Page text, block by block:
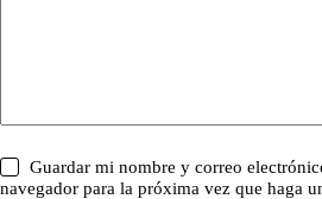
Guardar mi nombre y correo
navegador para la próxima vez que haga